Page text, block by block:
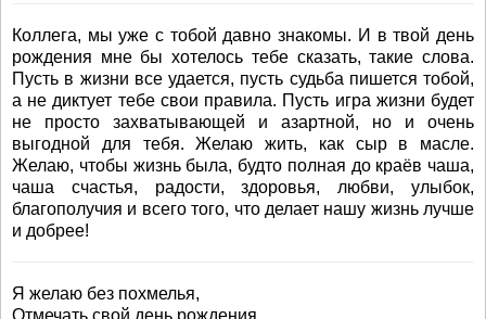
Коллега, мы уже с тобой давно знакомы. И в твой день
рождения мне бы хотелось тебе сказать, такие слова.
Пусть в жизни все удается, пусть судьба пишется тобой,
а не диктует тебе свои правила. Пусть игра жизни будет
не просто захватывающей и азартной, но и очень
выгодной для тебя. Желаю жить, как сыр в масле.
Желаю, чтобы жизнь была, будто полная до краёв чаша,
чаша счастья, радости, здоровья, любви, улыбок,
благополучия и всего того, что делает нашу жизнь лучше
и добрее!
Я желаю без похмелья,
Отмечать свой день рождения,